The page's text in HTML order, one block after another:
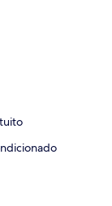
público a una